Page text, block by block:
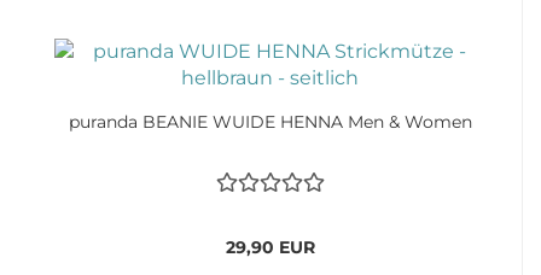
puranda BEANIE WUIDE HENNA Men & Women
29,90 EUR